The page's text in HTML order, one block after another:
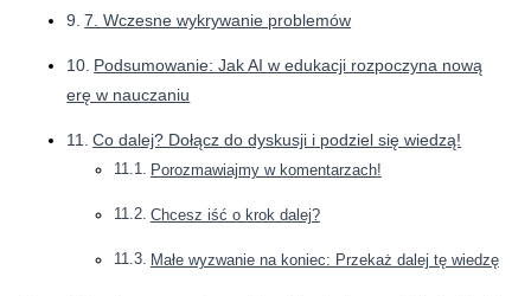
7. Wczesne wykrywanie problemów
Podsumowanie: Jak AI w edukacji rozpoczyna nową
erę w nauczaniu
Co dalej? Dołącz do dyskusji i podziel się wiedzą!
Porozmawiajmy w komentarzach!
Chcesz iść o krok dalej?
Małe wyzwanie na koniec: Przekaż dalej tę wiedzę